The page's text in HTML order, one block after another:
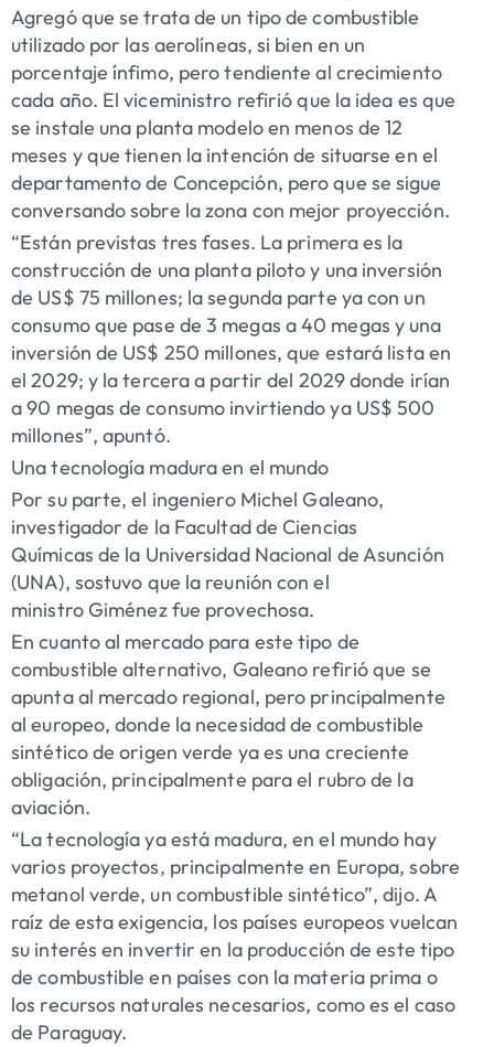
Agregó que se trata de un tipo de combustible
utilizado por las aerolíneas, si bien en un
porcentaje ínfimo, pero tendiente al crecimiento
cada año. El viceministro refirió que la idea es que
se instale una planta modelo en menos de 12
meses y que tienen la intención de situarse en el
departamento de Concepción, pero que se sigue
conversando sobre la zona con mejor proyección.
“Están previstas tres fases. La primera es la
construcción de una planta piloto y una inversión
de US$ 75 millones; la segunda parte ya con un
consumo que pase de 3 megas a 40 megas y una
inversión de US$ 250 millones, que estará lista en
el 2029; y la tercera a partir del 2029 donde irían
a 90 megas de consumo invirtiendo ya US$ 500
millones”, apuntó.
Una tecnología madura en el mundo
Por su parte, el ingeniero Michel Galeano,
investigador de laFacultad de Ciencias
Químicas de la Universidad Nacional de Asunción
(UNA), sostuvo que la reunión con el
ministro Giménezfue provechosa.
En cuanto al mercado para este tipo de
combustible alternativo, Galeano refirió que se
apunta al mercado regional, pero principalmente
al europeo, donde la necesidad de combustible
sintético de origen verde ya es una creciente
obligación, principalmente para el rubro de la
aviación.
“La tecnología ya está madura, en el mundo hay
varios proyectos, principalmente en Europa, sobre
metanol verde, un combustible sintético”, dijo. A
raíz de esta exigencia, los países europeos vuelcan
su interés en invertir en la producción de este tipo
de combustible en países con la materia prima o
los recursos naturales necesarios, como es el caso
de Paraguay.